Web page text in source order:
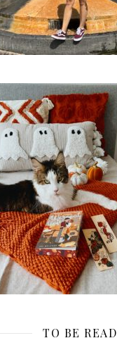
TO BE READ